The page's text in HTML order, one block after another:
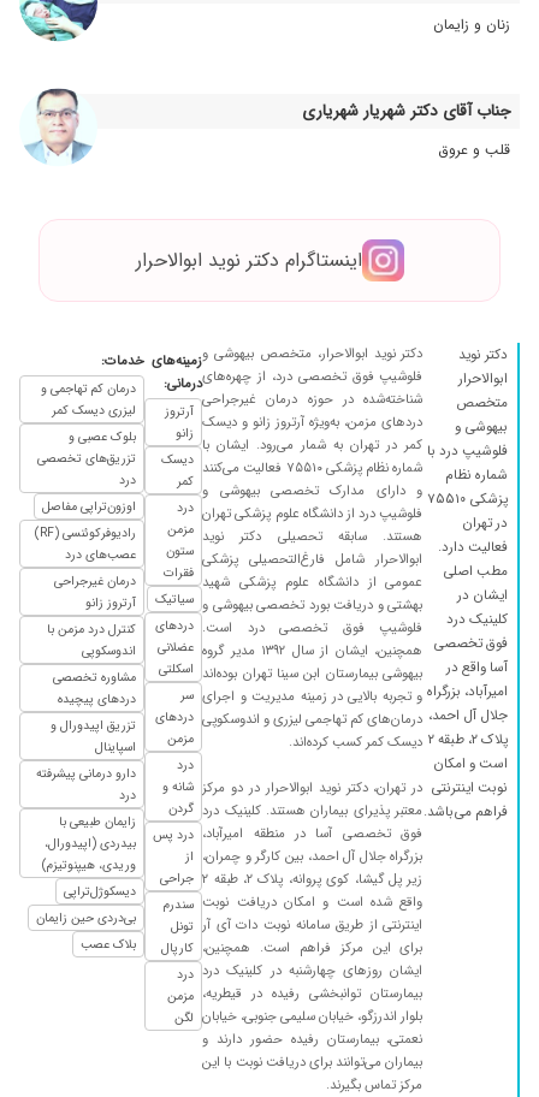
زنان و زایمان
جناب آقای دکتر شهریار شهریاری
قلب و عروق
اینستاگرام دکتر نوید ابوالاحرار
دکتر نوید
ابوالاحرار
متخصص
بیهوشی و
فلوشیپ درد با
شماره نظام
پزشکی ۷۵۵۱۰
در تهران
فعالیت دارد.
مطب اصلی
ایشان در
کلینیک درد
فوق تخصصی
آسا واقع در
امیرآباد، بزرگراه
جلال آل احمد،
پلاک ۲، طبقه ۲
است و امکان
نوبت اینترنتی
فراهم می‌باشد.
دکتر نوید ابوالاحرار، متخصص بیهوشی و
فلوشیپ فوق تخصصی درد، از چهره‌های
شناخته‌شده در حوزه درمان غیرجراحی
دردهای مزمن، به‌ویژه آرتروز زانو و دیسک
کمر در تهران به شمار می‌رود. ایشان با
شماره نظام پزشکی ۷۵۵۱۰ فعالیت می‌کنند
و دارای مدارک تخصصی بیهوشی و
فلوشیپ درد از دانشگاه علوم پزشکی تهران
هستند. سابقه تحصیلی دکتر نوید
ابوالاحرار شامل فارغ‌التحصیلی پزشکی
عمومی از دانشگاه علوم پزشکی شهید
بهشتی و دریافت بورد تخصصی بیهوشی و
فلوشیپ فوق تخصصی درد است.
همچنین، ایشان از سال ۱۳۹۲ مدیر گروه
بیهوشی بیمارستان ابن سینا تهران بوده‌اند
و تجربه بالایی در زمینه مدیریت و اجرای
درمان‌های کم تهاجمی لیزری و اندوسکوپی
دیسک کمر کسب کرده‌اند.
در تهران، دکتر نوید ابوالاحرار در دو مرکز
معتبر پذیرای بیماران هستند. کلینیک درد
فوق تخصصی آسا در منطقه امیرآباد،
بزرگراه جلال آل احمد، بین کارگر و چمران،
زیر پل گیشا، کوی پروانه، پلاک ۲، طبقه ۲
واقع شده است و امکان دریافت نوبت
اینترنتی از طریق سامانه نوبت دات آی آر
برای این مرکز فراهم است. همچنین،
ایشان روزهای چهارشنبه در کلینیک درد
بیمارستان توانبخشی رفیده در قیطریه،
بلوار اندرزگو، خیابان سلیمی جنوبی، خیابان
نعمتی، بیمارستان رفیده حضور دارند و
بیماران می‌توانند برای دریافت نوبت با این
مرکز تماس بگیرند.
زمینه‌های
درمانی:
آرتروز
زانو
دیسک
کمر
درد
مزمن
ستون
فقرات
سیاتیک
دردهای
عضلانی
اسکلتی
سر
دردهای
مزمن
درد
شانه و
گردن
درد پس
از
جراحی
سندرم
تونل
کارپال
درد
مزمن
لگن
خدمات:
درمان کم تهاجمی و
لیزری دیسک کمر
بلوک عصبی و
تزریق‌های تخصصی
درد
اوزون‌تراپی مفاصل
رادیوفرکوئنسی (RF)
عصب‌های درد
درمان غیرجراحی
آرتروز زانو
کنترل درد مزمن با
اندوسکوپی
مشاوره تخصصی
دردهای پیچیده
تزریق اپیدورال و
اسپاینال
دارو درمانی پیشرفته
درد
زایمان طبیعی با
بیدردی (اپیدورال،
وریدی، هیپنوتیزم)
دیسکوژل‌تراپی
بی‌دردی حین زایمان
بلاک عصب